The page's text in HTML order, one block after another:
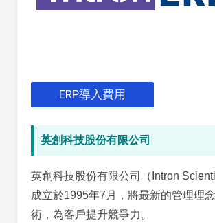
ERP導入費用
英創科技股份有限公司
英創科技股份有限公司（Intron
成立於1995年7月，將最新的管理理
術，為客戶提升競爭力。